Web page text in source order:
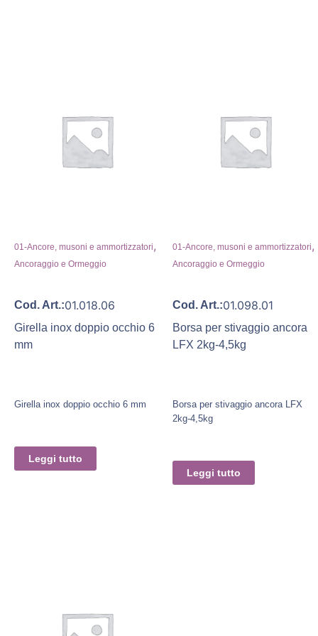
01-Ancore, musoni e ammortizzatori,
Ancoraggio e Ormeggio
Cod. Art.:01.018.06
Girella inox doppio occhio 6
mm
Girella inox doppio occhio 6 mm
Leggi tutto
01-Ancore, musoni e ammortizzatori,
Ancoraggio e Ormeggio
Cod. Art.:01.098.01
Borsa per stivaggio ancora
LFX 2kg-4,5kg
Borsa per stivaggio ancora LFX
2kg-4,5kg
Leggi tutto